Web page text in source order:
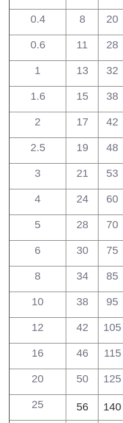
0.4 8 20
0.6 11 28
1 13 32
1.6 15 38
2 17 42
2.5 19 48
3 21 53
4 24 60
5 28 70
6 30 75
8 34 85
10 38 95
12 42 105
16 46 115
20 50 125
25 56 140